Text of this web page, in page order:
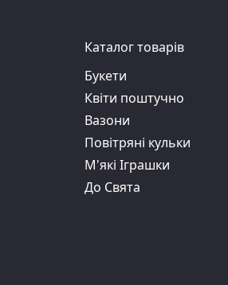
Каталог товарів
Букети
Квіти поштучно
Вазони
Повітряні кульки
М'які Іграшки
До Свята